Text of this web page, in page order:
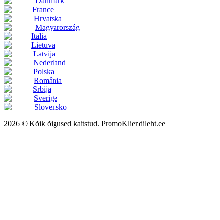
France
Hrvatska
Magyarország
Italia
Lietuva
Latvija
Nederland
Polska
România
Srbija
Sverige
Slovensko
2026 © Kõik õigused kaitstud. PromoKliendileht.ee